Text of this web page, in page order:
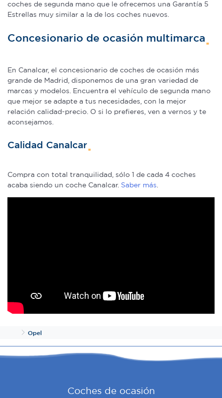
coches de segunda mano que le ofrecemos una Garantía 5
Estrellas muy similar a la de los coches nuevos.
Concesionario de ocasión multimarca
En Canalcar, el concesionario de coches de ocasión más
grande de Madrid, disponemos de una gran variedad de
marcas y modelos. Encuentra el vehículo de segunda mano
que mejor se adapte a tus necesidades, con la mejor
relación calidad-precio. O si lo prefieres, ven a vernos y te
aconsejamos.
Calidad Canalcar
Compra con total tranquilidad, sólo 1 de cada 4 coches
acaba siendo un coche Canalcar. Saber más.
InicioOpel
Coches de ocasión